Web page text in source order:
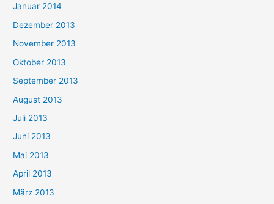
Januar 2014
Dezember 2013
November 2013
Oktober 2013
September 2013
August 2013
Juli 2013
Juni 2013
Mai 2013
April 2013
März 2013